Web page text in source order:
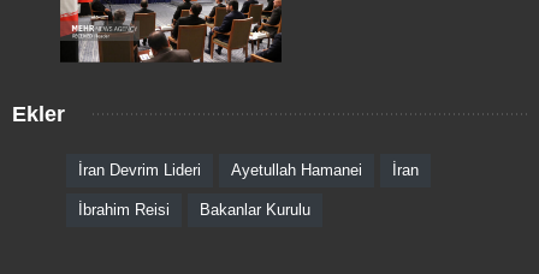
Ekler
İran Devrim Lideri Ayetullah Hamanei İran
İbrahim Reisi Bakanlar Kurulu